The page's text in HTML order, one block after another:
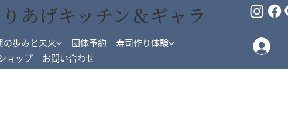
の歩みと未来 団体予約
寿司作り体験
ョップ
お問い合わせ
あげキッチン＆ギャラ